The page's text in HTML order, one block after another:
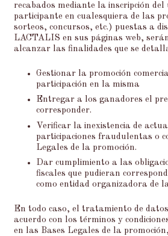
recabados mediante la inscripción del
participante en cualesquiera de las
sorteos, concursos, etc.) puestas a
LACTALIS en sus páginas web,
alcanzar las finalidades que se
Gestionar la promoción
participación en la misma
Entregar a los ganadores el
corresponder.
Verificar la inexistencia de
participaciones fraudulentas o
Legales de la promoción.
Dar cumplimiento a las
fiscales que pudieran
como entidad organizadora de
En todo caso, el tratamiento de
acuerdo con los términos y
en las Bases Legales de la